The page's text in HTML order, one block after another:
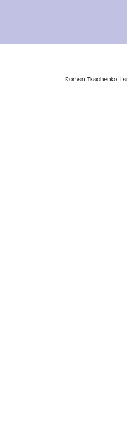
Roman Tkachenko,